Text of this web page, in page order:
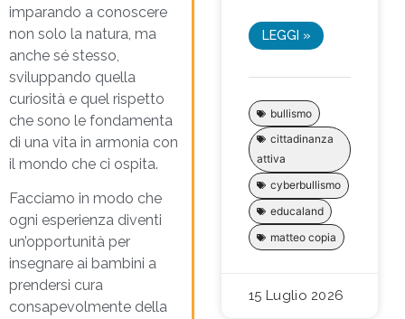
imparando a conoscere
non solo la natura, ma
anche sé stesso,
sviluppando quella
curiosità e quel rispetto
che sono le fondamenta
di una vita in armonia con
il mondo che ci ospita.
Facciamo in modo che
ogni esperienza diventi
un’opportunità per
insegnare ai bambini a
prendersi cura
consapevolmente della
LEGGI »
bullismo
cittadinanza
attiva
cyberbullismo
educaland
matteo copia
15 Luglio 2026